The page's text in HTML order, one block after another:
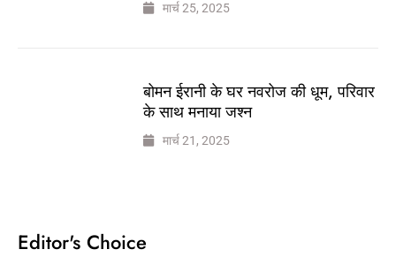
मार्च 25, 2025
बोमन ईरानी के घर नवरोज की धूम, परिवार
के साथ मनाया जश्न
मार्च 21, 2025
Editor's Choice